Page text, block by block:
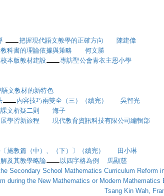
把握現代語文教學的正確方向 陳建偉
教科書的理論依據與策略 何文勝
本版教材建設 專訪聖公會青衣主恩小學
文教材的新特色
內容技巧兩雙全（三）（續完） 吳智光
課文析疑二則 海子
展學習新旅程 現代教育資訊科技有限公司編輯部
〔施教篇（中）、（下）〕（續完） 田小琳
及其教學略論
以四字格為例 馬顯慈
Secondary School Mathematics Curriculum Reform
during the New Mathematics or Modern Mathematics
Kin Wah,